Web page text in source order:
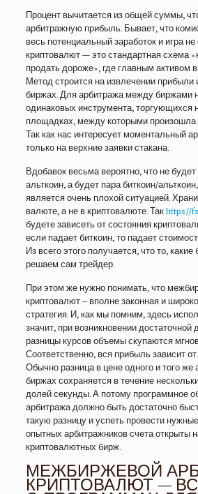
Процент вычитается из общей суммы,
арбитражную прибыль. Бывает, что
весь потенциальный заработок и игра
криптовалют — это стандартная схема
продать дороже», где главным активом
Метод строится на извлечении прибыли
биржах. Для арбитража между биржами
одинаковых инструмента, торгующихся
площадках, между которыми произошла
Так как нас интересует моментальный
только на верхние заявки стакана.
Вдобавок весьма вероятно, что не
альткоин, а будет пара биткоин/
является очень плохой ситуацией.
валюте, а не в криптовалюте. Так https://
будете зависеть от состояния
если падает биткоин, то падает
Из всего этого получается, что то, какие
решаем сам трейдер.
При этом же нужно понимать, что
криптовалют – вполне законная и
стратегия. И, как мы помним, здесь
значит, при возникновении достаточной
разницы курсов объемы скупаются
Соответственно, вся прибыль зависит
Обычно разница в цене одного и того же
биржах сохраняется в течение
долей секунды. А потому программное
арбитража должно быть достаточно
такую разницу и успеть провести
опытных арбитражников счета открыты
криптовалютных бирж.
МЕЖБИРЖЕВОЙ
КРИПТОВАЛЮТ —